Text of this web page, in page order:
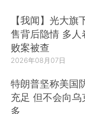
【我闻】光大旗
售背后隐情 多人
败案被查
2026年08月07日
特朗普坚称美国
充足 但不会向乌
多